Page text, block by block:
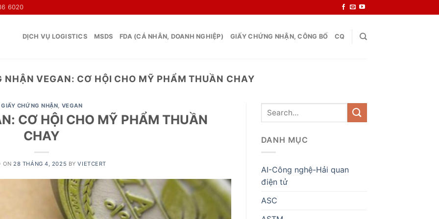
6020
DỊCH VỤ LOGISTICS MSDS FDA (CÁ NHÂN, DOANH NGHIỆP) GIẤY CHỨNG NHẬN, CÔNG BỐ CQ
NHẬN VEGAN: CƠ HỘI CHO MỸ PHẨM THUẦN CHAY
GIẤY CHỨNG NHẬN, VEGAN
CƠ HỘI CHO MỸ PHẨM THUẦN
CHAY
ON 28 THÁNG 4, 2025 BYVIETCERT
DANH MỤC
AI-Công nghệ-Hải quan
điện tử
ASC